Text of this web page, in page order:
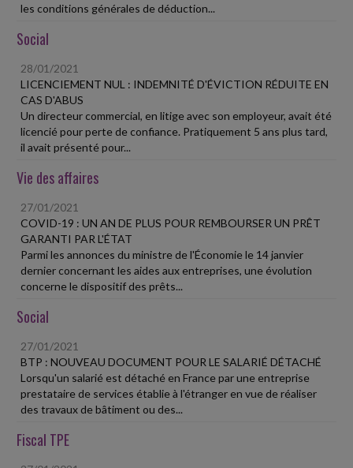
les conditions générales de déduction...
Social
28/01/2021
LICENCIEMENT NUL : INDEMNITÉ D'ÉVICTION RÉDUITE EN
CAS D'ABUS
Un directeur commercial, en litige avec son employeur, avait été
licencié pour perte de confiance. Pratiquement 5 ans plus tard,
il avait présenté pour...
Vie des affaires
27/01/2021
COVID-19 : UN AN DE PLUS POUR REMBOURSER UN PRÊT
GARANTI PAR L'ÉTAT
Parmi les annonces du ministre de l'Économie le 14 janvier
dernier concernant les aides aux entreprises, une évolution
concerne le dispositif des prêts...
Social
27/01/2021
BTP : NOUVEAU DOCUMENT POUR LE SALARIÉ DÉTACHÉ
Lorsqu'un salarié est détaché en France par une entreprise
prestataire de services établie à l'étranger en vue de réaliser
des travaux de bâtiment ou des...
Fiscal TPE